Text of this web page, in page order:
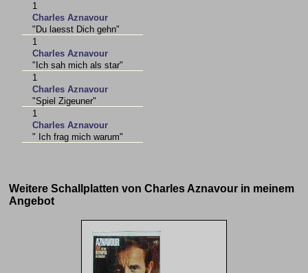
1
Charles Aznavour
"Du laesst Dich gehn"
1
Charles Aznavour
"Ich sah mich als star"
1
Charles Aznavour
"Spiel Zigeuner"
1
Charles Aznavour
" Ich frag mich warum"
Weitere Schallplatten von Charles Aznavour in meinem
Angebot